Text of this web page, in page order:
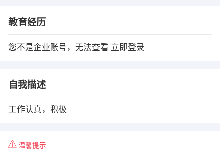
教育经历
您不是企业账号，无法查看 立即登录
自我描述
工作认真，积极
温馨提示